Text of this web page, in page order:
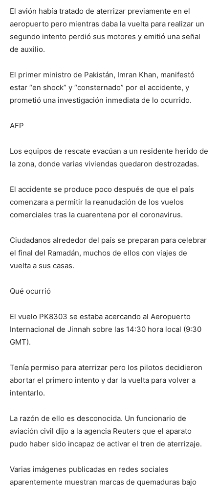
El avión había tratado de aterrizar previamente en el
aeropuerto pero mientras daba la vuelta para realizar un
segundo intento perdió sus motores y emitió una señal
de auxilio.
El primer ministro de Pakistán, Imran Khan, manifestó
estar “en shock” y “consternado” por el accidente, y
prometió una investigación inmediata de lo ocurrido.
AFP
Los equipos de rescate evacúan a un residente herido de
la zona, donde varias viviendas quedaron destrozadas.
El accidente se produce poco después de que el país
comenzara a permitir la reanudación de los vuelos
comerciales tras la cuarentena por el coronavirus.
Ciudadanos alrededor del país se preparan para celebrar
el final del Ramadán, muchos de ellos con viajes de
vuelta a sus casas.
Qué ocurrió
El vuelo PK8303 se estaba acercando al Aeropuerto
Internacional de Jinnah sobre las 14:30 hora local (9:30
GMT).
Tenía permiso para aterrizar pero los pilotos decidieron
abortar el primero intento y dar la vuelta para volver a
intentarlo.
La razón de ello es desconocida. Un funcionario de
aviación civil dijo a la agencia Reuters que el aparato
pudo haber sido incapaz de activar el tren de aterrizaje.
Varias imágenes publicadas en redes sociales
aparentemente muestran marcas de quemaduras bajo